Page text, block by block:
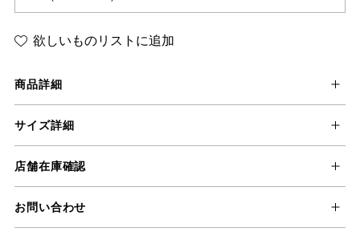
欲しいものリストに追加
商品詳細
サイズ詳細
店舗在庫確認
お問い合わせ